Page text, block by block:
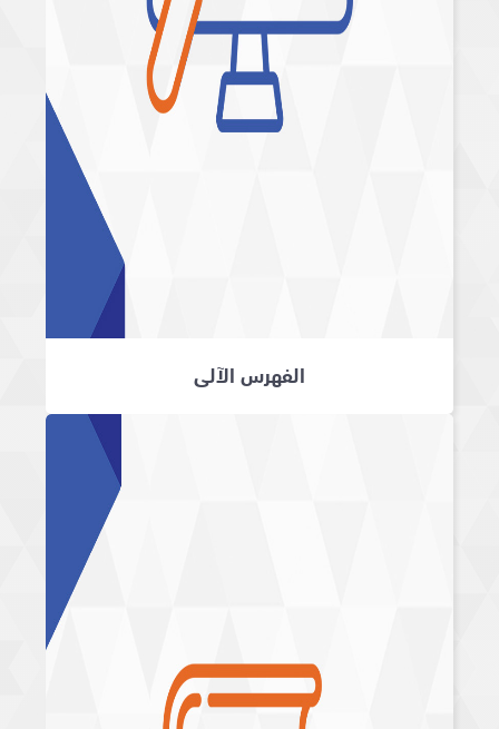
الفهرس الآلي